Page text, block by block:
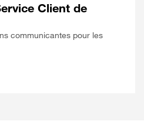
Client de
communicantes pour les